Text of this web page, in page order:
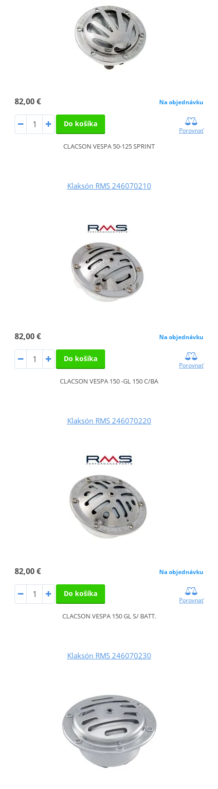
82,00 € Na objednávku
Do košíka
Porovnať
CLACSON VESPA 50-125 SPRINT
Klaksón RMS 246070210
82,00 € Na objednávku
Do košíka
Porovnať
CLACSON VESPA 150 -GL 150 C/BA
Klaksón RMS 246070220
82,00 € Na objednávku
Do košíka
Porovnať
CLACSON VESPA 150 GL S/ BATT.
Klaksón RMS 246070230